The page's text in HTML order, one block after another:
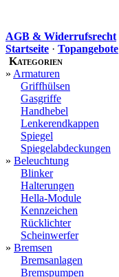
AGB & Widerrufsrecht
Startseite · Topangebote
Kategorien
» Armaturen
Griffhülsen
Gasgriffe
Handhebel
Lenkerendkappen
Spiegel
Spiegelabdeckungen
» Beleuchtung
Blinker
Halterungen
Hella-Module
Kennzeichen
Rücklichter
Scheinwerfer
» Bremsen
Bremsanlagen
Bremspumpen